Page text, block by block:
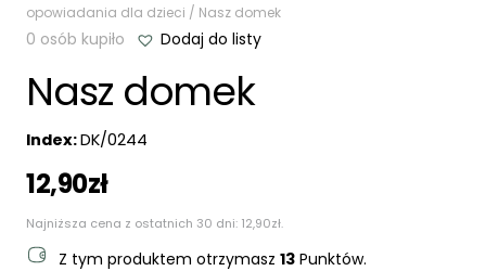
opowiadania dla dzieci / Nasz domek
0 osób kupiło Dodaj do listy
Nasz domek
Index:DK/0244
12,90zł
Najniższa cena z ostatnich 30 dni: 12,90zł.
Z tym produktem otrzymasz 13 Punktów.